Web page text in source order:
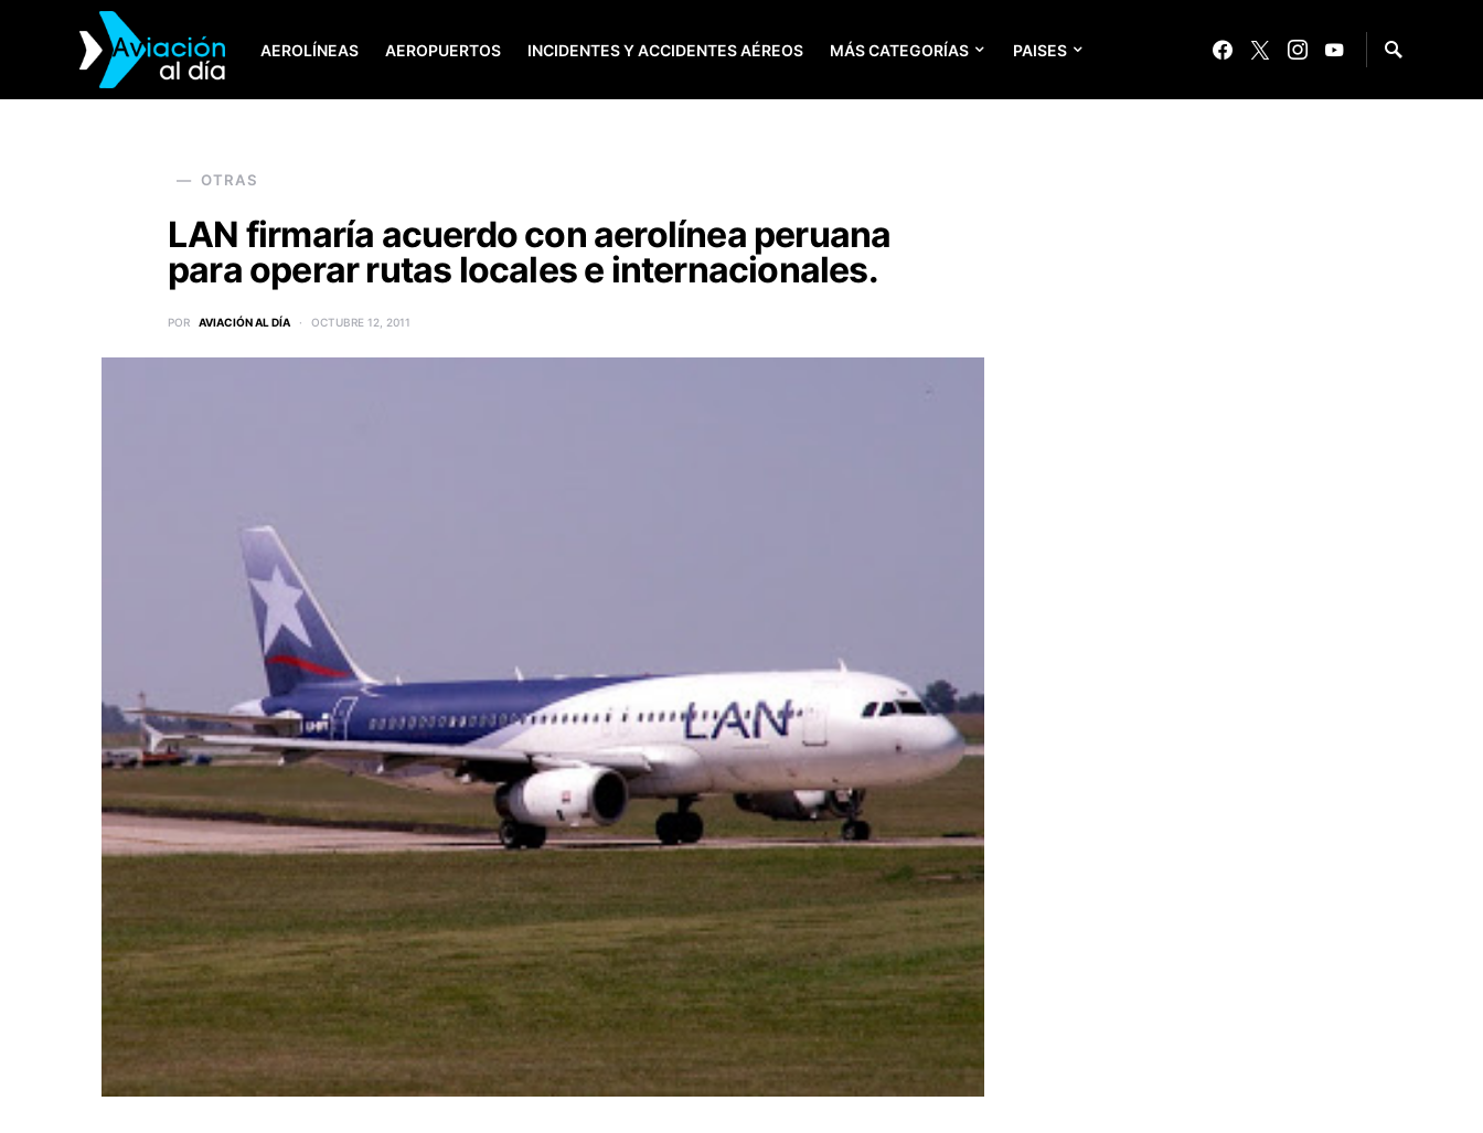
AEROLÍNEAS AEROPUERTOS INCIDENTES Y ACCIDENTES AÉREOS MÁS CATEGORÍAS PAISES
SEARCH FOR:
OTRAS
LAN firmaría acuerdo con aerolínea peruana
para operar rutas locales e internacionales.
POR AVIACIÓN AL DÍA OCTUBRE 12, 2011